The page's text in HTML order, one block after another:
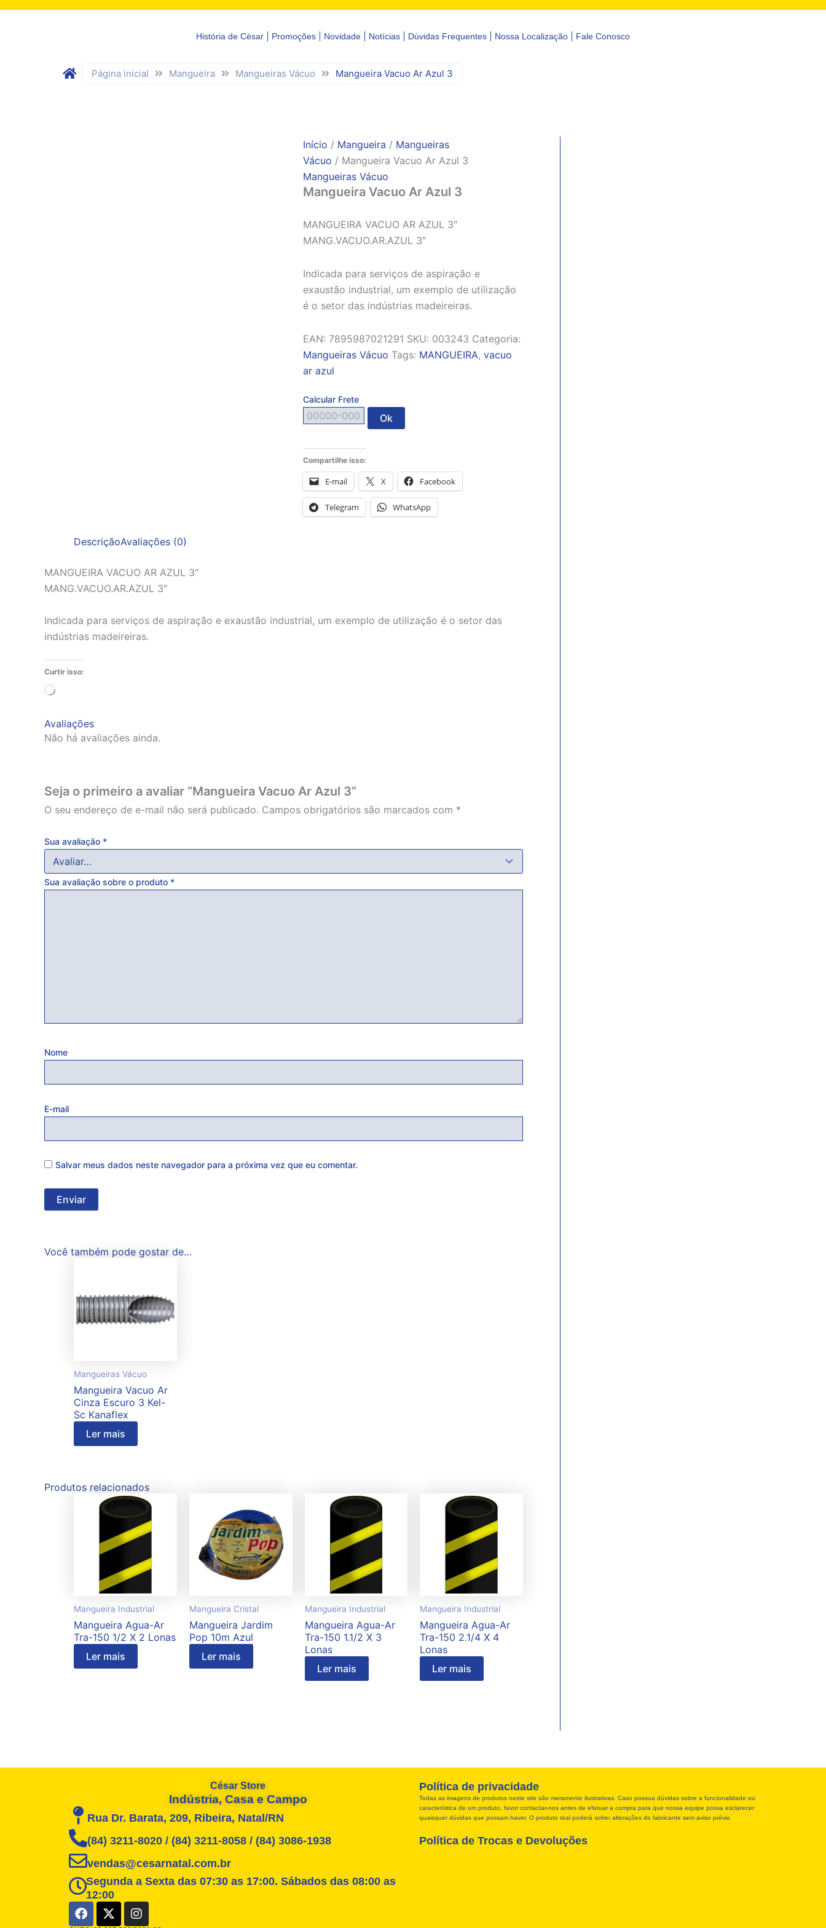
História de César Promoções Novidade Notícias Dúvidas Frequentes Nossa Localização Fale Conosco
Página inicial Mangueira Mangueiras Vácuo Mangueira Vacuo Ar Azul 3
Início / Mangueira / Mangueiras
Vácuo / Mangueira Vacuo Ar Azul 3
Mangueiras Vácuo
Mangueira Vacuo Ar Azul 3
MANGUEIRA VACUO AR AZUL 3″
MANG.VACUO.AR.AZUL 3″
Indicada para serviços de aspiração e
exaustão industrial, um exemplo de utilização
é o setor das indústrias madeireiras.
EAN: 7895987021291 SKU: 003243 Categoria:
Mangueiras Vácuo Tags: MANGUEIRA, vacuo
ar azul
Calcular Frete
Ok
Compartilhe isso:
E-mail X Facebook
Telegram WhatsApp
DescriçãoAvaliações (0)
MANGUEIRA VACUO AR AZUL 3″
MANG.VACUO.AR.AZUL 3″
Indicada para serviços de aspiração e exaustão industrial, um exemplo de utilização é o setor das
indústrias madeireiras.
Curtir isso:
Carregando...
Avaliações
Não há avaliações ainda.
Seja o primeiro a avaliar “Mangueira Vacuo Ar Azul 3”
O seu endereço de e-mail não será publicado. Campos obrigatórios são marcados com *
Sua avaliação *
Sua avaliação sobre o produto *
Nome
E-mail
Salvar meus dados neste navegador para a próxima vez que eu comentar.
Você também pode gostar de…
Mangueiras Vácuo
Mangueira Vacuo Ar
Cinza Escuro 3 Kel-
Sc Kanaflex
Ler mais
Produtos relacionados
Mangueira Industrial
Mangueira Agua-Ar
Tra-150 1/2 X 2 Lonas
Ler mais
Mangueira Cristal
Mangueira Jardim
Pop 10m Azul
Ler mais
Mangueira Industrial
Mangueira Agua-Ar
Tra-150 1.1/2 X 3
Lonas
Ler mais
Mangueira Industrial
Mangueira Agua-Ar
Tra-150 2.1/4 X 4
Lonas
Ler mais
César Store
Indústria, Casa e Campo
Rua Dr. Barata, 209, Ribeira, Natal/RN
(84) 3211-8020 / (84) 3211-8058 / (84) 3086-1938
vendas@cesarnatal.com.br
Segunda a Sexta das 07:30 as 17:00. Sábados das 08:00 as
12:00
F
a
X
-
I
n
Política de privacidade
Todas as imagens de produtos neste site são meramente ilustrativas. Caso possua dúvidas sobre a funcionalidade ou
característica de um produto, favor contactar-nos antes de efetuar a compra para que nossa equipe possa esclarecer
quaisquer dúvidas que possam haver. O produto real poderá sofrer alterações do fabricante sem aviso prévio
Política de Trocas e Devoluções